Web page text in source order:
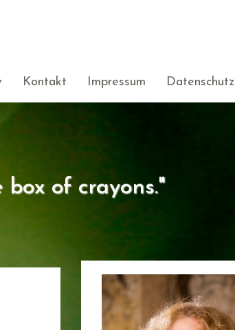
Kontakt Impressum Datenschutz
of crayons."